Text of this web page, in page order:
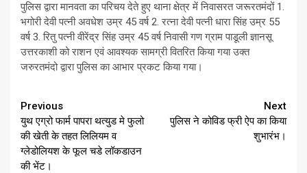
पुलिस द्वारा मानवता का परिचय देते हुए थाना क्षेत्र में निवासरत जरूरतमंदों 1.
भगोरी देवी पत्नी अवधेश उम्र 45 वर्ष 2. रत्ना देवी पत्नी धारा सिंह उम्र 55
वर्ष 3. रितु पत्नी वीरेंद्र सिंह उम्र 45 वर्ष निवासी गण ग्राम पाडूली ज्ञानसू
उत्तरकाशी को राशन एवं आवश्यक सामग्री वितरित किया गया उक्त
जरुरतमंदो द्वारा पुलिस का आभार प्रकट किया गया।
Continue
Reading
Previous
युथ एग्रो फार्म पापरा थत्युड मे फुलो
की खेती के तहत लिलियम व
ग्लेडोलियश के फूल चडे लॉकडाउन
की भेंट।
Next
पुलिस ने कोविड फ्री ऐप का किया
शुभारंभ।